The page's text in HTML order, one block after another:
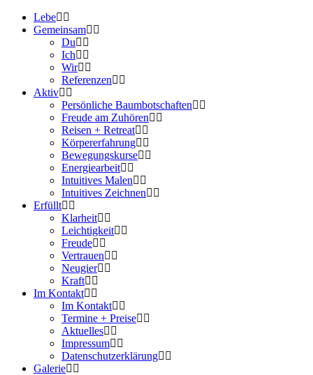
Lebe
Gemeinsam
Du
Ich
Wir
Referenzen
Aktiv
Persönliche Baumbotschaften
Freude am Zuhören
Reisen + Retreat
Körpererfahrung
Bewegungskurse
Energiearbeit
Intuitives Malen
Intuitives Zeichnen
Erfüllt
Klarheit
Leichtigkeit
Freude
Vertrauen
Neugier
Kraft
Im Kontakt
Im Kontakt
Termine + Preise
Aktuelles
Impressum
Datenschutzerklärung
Galerie